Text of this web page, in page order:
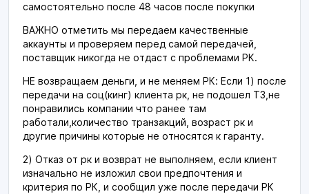
самостоятельно после 48 часов после покупки
ВАЖНО отметить мы передаем качественные
аккаунты и проверяем перед самой передачей,
поставщик никогда не отдаст с проблемами РК.
НЕ возвращаем деньги, и не меняем РК: Если 1) после
передачи на соц(кинг) клиента рк, не подошел ТЗ,не
понравились компании что ранее там
работали,количество транзакций, возраст рк и
другие причины которые не относятся к гаранту.
2) Отказ от рк и возврат не выполняем, если клиент
изначально не изложил свои предпочтения и
критерия по РК, и сообщил уже после передачи РК